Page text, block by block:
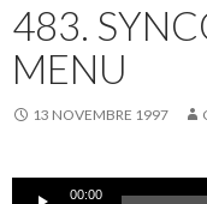
483.
MENU
13 NOVEMBRE 1997
Lecteur00:00